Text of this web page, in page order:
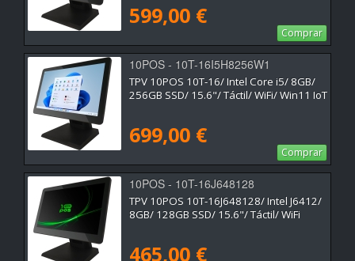
599,00 €
Comprar
10POS - 10T-16I5H8256W1
TPV 10POS 10T-16/ Intel Core i5/ 8GB/
256GB SSD/ 15.6"/ Táctil/ WiFi/ Win11 IoT
699,00 €
Comprar
10POS - 10T-16J648128
TPV 10POS 10T-16J648128/ Intel J6412/
8GB/ 128GB SSD/ 15.6"/ Táctil/ WiFi
465,00 €